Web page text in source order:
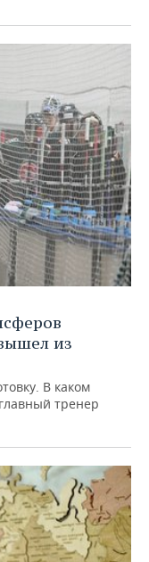
из
В каком
тренер